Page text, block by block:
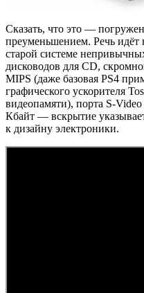
Сказать, что это —
преуменьшением. Речь идёт
старой системе
дисководов для CD,
MIPS (даже базовая PS4
графического ускорителя
видеопамяти), порта S-
Кбайт — вскрытие
к дизайну электроники.